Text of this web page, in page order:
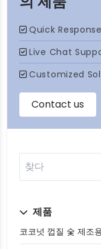
제품
코코넛 껍질 숯 제조